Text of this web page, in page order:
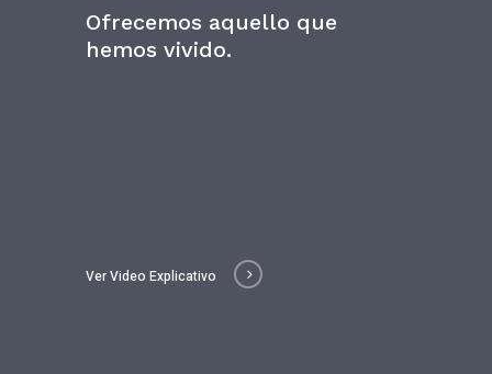
Ofrecemos aquello que
hemos vivido.
Ver Video Explicativo